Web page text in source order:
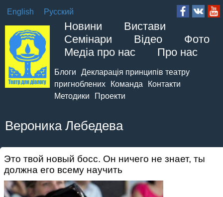
Новини
Вистави
Семінари
Відео
Фото
Медіа про нас
Про нас
Блоги
Декларація принципів театру
пригноблених
Команда
Контакти
Методики
Проекти
English Русский
Вероника Лебедева
Это твой новый босс. Он ничего не знает, ты
должна его всему научить